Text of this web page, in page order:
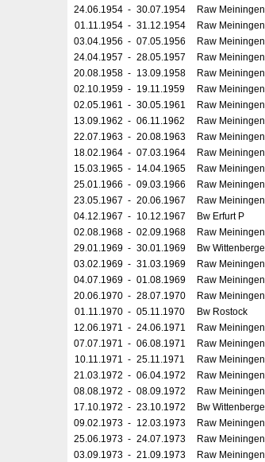
24.06.1954 - 30.07.1954 Raw Meiningen
01.11.1954 - 31.12.1954 Raw Meiningen
03.04.1956 - 07.05.1956 Raw Meiningen
24.04.1957 - 28.05.1957 Raw Meiningen
20.08.1958 - 13.09.1958 Raw Meiningen
02.10.1959 - 19.11.1959 Raw Meiningen
02.05.1961 - 30.05.1961 Raw Meiningen
13.09.1962 - 06.11.1962 Raw Meiningen
22.07.1963 - 20.08.1963 Raw Meiningen
18.02.1964 - 07.03.1964 Raw Meiningen
15.03.1965 - 14.04.1965 Raw Meiningen
25.01.1966 - 09.03.1966 Raw Meiningen
23.05.1967 - 20.06.1967 Raw Meiningen
04.12.1967 - 10.12.1967 Bw Erfurt P
02.08.1968 - 02.09.1968 Raw Meiningen
29.01.1969 - 30.01.1969 Bw Wittenberge
03.02.1969 - 31.03.1969 Raw Meiningen
04.07.1969 - 01.08.1969 Raw Meiningen
20.06.1970 - 28.07.1970 Raw Meiningen
01.11.1970 - 05.11.1970 Bw Rostock
12.06.1971 - 24.06.1971 Raw Meiningen
07.07.1971 - 06.08.1971 Raw Meiningen
10.11.1971 - 25.11.1971 Raw Meiningen
21.03.1972 - 06.04.1972 Raw Meiningen
08.08.1972 - 08.09.1972 Raw Meiningen
17.10.1972 - 23.10.1972 Bw Wittenberge
09.02.1973 - 12.03.1973 Raw Meiningen
25.06.1973 - 24.07.1973 Raw Meiningen
03.09.1973 - 21.09.1973 Raw Meiningen